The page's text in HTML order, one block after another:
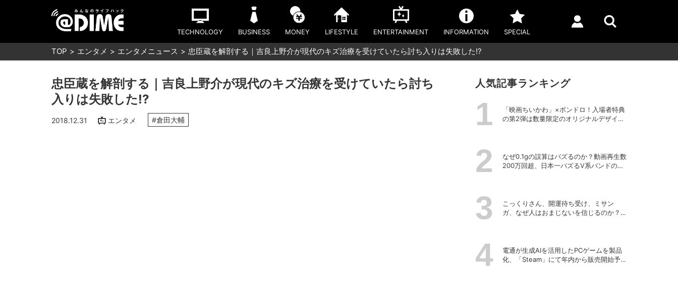
TECHNOLOGY BUSINESS MONEY LIFESTYLE ENTERTAINMENT INFORMATION SPECIAL
TOP エンタメ エンタメニュース 忠臣蔵を解剖する｜吉良上野介が現代のキズ治療を受けていたら討ち入りは失敗した!?
忠臣蔵を解剖する｜吉良上野介が現代のキズ治療を受けていたら討ち
入りは失敗した!?
2018.12.31 エンタメ #倉田大輔
人気記事ランキング
「映画ちいかわ」×ボンドロ！入場者特典
の第2弾は数量限定のオリジナルデザイン
なぜ0.1gの誤算はバズるのか？動画再生数
200万回超、日本一バズるV系バンドの打
こっくりさん、開運待ち受け、ミサン
ガ、なぜ人はおまじないを信じるのか？
電通が生成AIを活用したPCゲームを製品
化、「Steam」にて年内から販売開始予